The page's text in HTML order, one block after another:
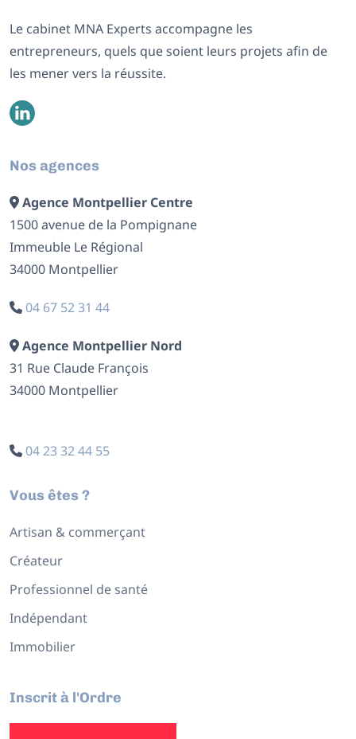
Le cabinet MNA Experts accompagne les
entrepreneurs, quels que soient leurs projets afin de
les mener vers la réussite.
Nos agences
Agence Montpellier Centre
1500 avenue de la Pompignane
Immeuble Le Régional
34000 Montpellier
04 67 52 31 44
Agence Montpellier Nord
31 Rue Claude François
34000 Montpellier
04 23 32 44 55
Vous êtes ?
Artisan & commerçant
Créateur
Professionnel de santé
Indépendant
Immobilier
Inscrit à l'Ordre